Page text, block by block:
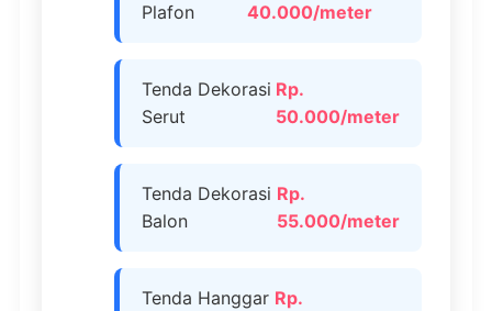
Plafon
40.000/meter
Tenda Dekorasi
Serut
Rp.
50.000/meter
Tenda Dekorasi
Balon
Rp.
55.000/meter
Tenda Hanggar Rp.